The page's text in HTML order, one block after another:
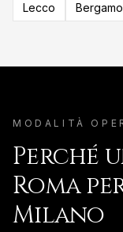
Lecco
Bergamo
MODALITÀ
Perché
Roma
Milano